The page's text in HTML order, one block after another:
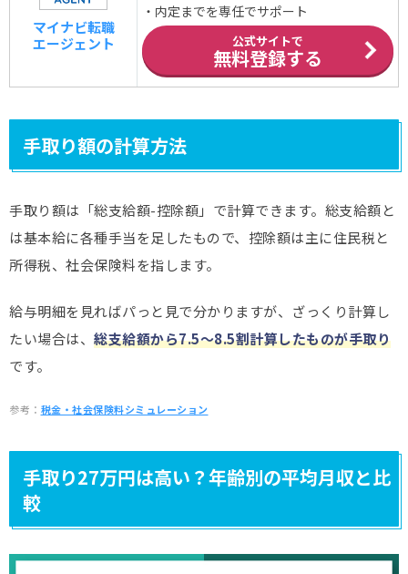
マイナビ転職
エージェント
・内定までを専任でサポート
公式サイトで
無料登録する
手取り額の計算方法
手取り額は「総支給額-控除額」で計算できます。総支給額と
は基本給に各種手当を足したもので、控除額は主に住民税と
所得税、社会保険料を指します。
給与明細を見ればパっと見で分かりますが、ざっくり計算し
たい場合は、 総支給額から7.5～8.5割計算したものが手取り
です。
参考： 税金・社会保険料シミュレーション
手取り27万円は高い？年齢別の平均月収と比
較